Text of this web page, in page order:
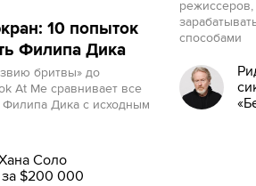
10 попыток
Филипа Дика
бритвы» до
At Me сравнивает все
Дика с исходным
Соло
$200 000
способами